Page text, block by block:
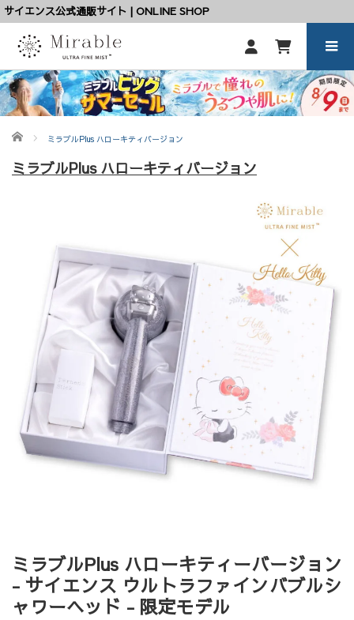
サイエンス公式通販サイト | ONLINE SHOP
ホーム ミラブルPlus ハローキティバージョン
ミラブルPlus ハローキティバージョン
ミラブルPlus ハローキティーバージョン
- サイエンス ウルトラファインバブルシ
ャワーヘッド - 限定モデル